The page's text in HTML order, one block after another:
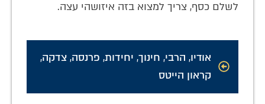
לשלם כסף, צריך למצוא בזה איזושהי עצה.
אודיו, הרבי, חינוך, יחידות, פרנסה, צדקה,
קראון הייטס